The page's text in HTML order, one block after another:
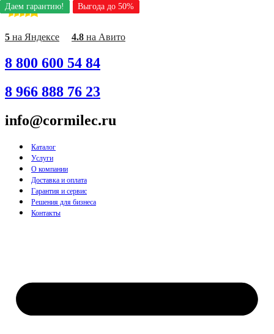
Перейти
к
содержимому
5 на Яндексе 4.8 на Авито
8 800 600 54 84
8 966 888 76 23
info@cormilec.ru
Каталог
Услуги
О компании
Доставка и оплата
Гарантия и сервис
Решения для бизнеса
Контакты
Даем гарантию! Выгода до 50%
Даем гарантию! Выгода до 50%
Даем гарантию! Выгода до 50%
Даем гарантию! Выгода до 50%
Даем гарантию! Выгода до 50%
Даем гарантию! Выгода до 50%
Даем гарантию! Выгода до 50%
Даем гарантию! Выгода до 50%
Даем гарантию! Выгода до 50%